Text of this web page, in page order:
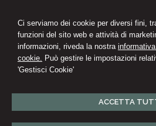
Ci serviamo dei cookie per diversi fini,
funzioni del sito web e attività di
informazioni, riveda la nostra
cookie. Può gestire le impostazioni
'Gestisci Cookie'
ACCETTA